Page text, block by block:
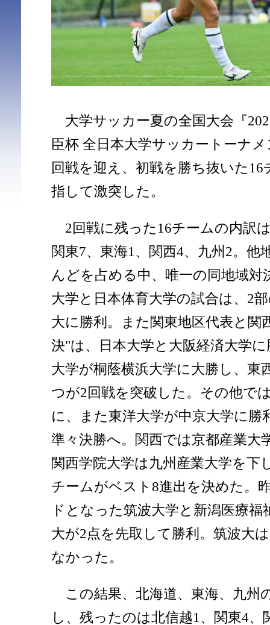
大学サッカー夏の全国大会『
臣杯 全日本大学サッカートーナ
回戦を迎え、初戦を勝ち抜いた
指して激突した。
2回戦に残った16チームの内訳
関東7、東海1、関西4、九州2。他
んどを占める中、唯一の同地域対
大学と日本体育大学の試合は、2
大に勝利。また関東地区代表と関
決"は、日本大学と大阪経済大学
大学が桐蔭横浜大学に大勝し、東
つが2回戦を突破した。その他で
に、また東洋大学が中京大学に勝
準々決勝へ。関西では京都産業大
関西学院大学は九州産業大学を下
チームがベスト8進出を決めた。
ドとなった筑波大学と新潟医療福
大が2点を先取して勝利。筑波大
なかった。
この結果、北海道、東海、九州
し、残ったのは北信越1、関東4、